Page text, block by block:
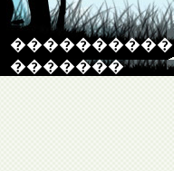
����������
�������